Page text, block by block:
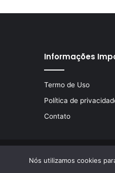
Informações
Termo de Uso
Política de
Contato
© Copyright 2026,
Nós utilizamos cookies